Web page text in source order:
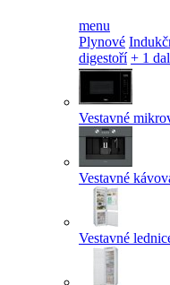
menu
Plynové
digestoří + 1
Vestavné
Vestavné
Vestavné